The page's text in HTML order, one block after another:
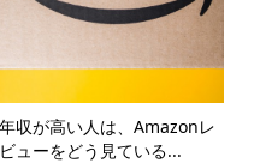
年収が高い人は、Amazonレ
ビューをどう見ている...